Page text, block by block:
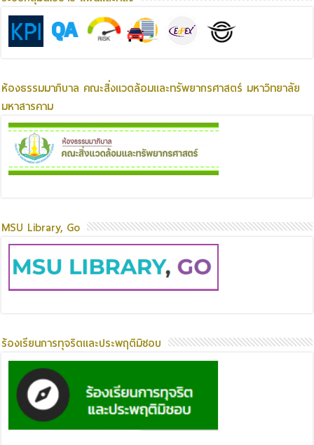
ห้องธรรมมาภิบาล คณะสิ่งแวดล้อมและทรัพยากรศาสตร์ มหาวิทยาลัย
มหาสารคาม
MSU Library, Go
ร้องเรียนการทุจริตและประพฤติมิชอบ